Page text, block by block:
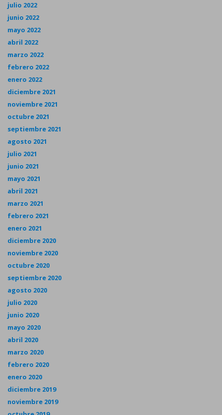
julio 2022
junio 2022
mayo 2022
abril 2022
marzo 2022
febrero 2022
enero 2022
diciembre 2021
noviembre 2021
octubre 2021
septiembre 2021
agosto 2021
julio 2021
junio 2021
mayo 2021
abril 2021
marzo 2021
febrero 2021
enero 2021
diciembre 2020
noviembre 2020
octubre 2020
septiembre 2020
agosto 2020
julio 2020
junio 2020
mayo 2020
abril 2020
marzo 2020
febrero 2020
enero 2020
diciembre 2019
noviembre 2019